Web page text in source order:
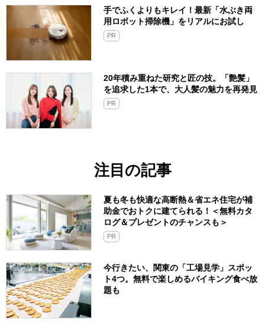
手でふくよりもキレイ！最新「水ぶき両
用ロボット掃除機」をリアルにお試し
PR
20年積み重ねた研究と匠の技。「艶髪」
を追求した1本で、大人髪の魅力を再発見
PR
注目の記事
夏も冬も快適な高断熱＆省エネ住宅が補
助金でおトクに建てられる！＜無料カタ
ログ＆プレゼントのチャンスも＞
PR
今行きたい、関東の「工場見学」スポッ
ト4つ。無料で楽しめるバイキング食べ放
題も